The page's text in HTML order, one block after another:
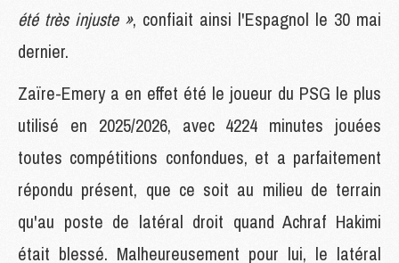
été très injuste », confiait ainsi l'Espagnol le 30 mai
dernier.
Zaïre-Emery a en effet été le joueur du PSG le plus
utilisé en 2025/2026, avec 4224 minutes jouées
toutes compétitions confondues, et a parfaitement
répondu présent, que ce soit au milieu de terrain
qu'au poste de latéral droit quand Achraf Hakimi
était blessé. Malheureusement pour lui, le latéral